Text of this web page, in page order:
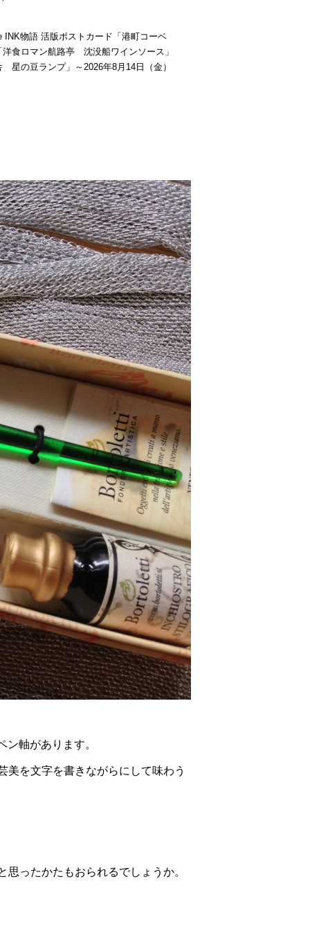
INK物語 活版ポストカード「港町コーベ
洋食ロマン航路亭 沈没船ワインソース」
星の豆ランプ」～2026年8月14日（金）
軸があります。
美を文字を書きながらにして味わう
ったかたもおられるでしょうか。